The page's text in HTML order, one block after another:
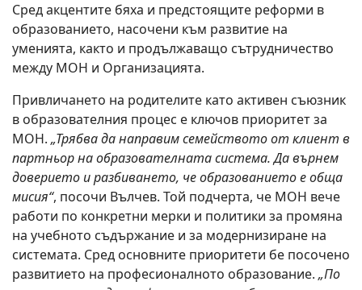
Сред акцентите бяха и предстоящите реформи в
образованието, насочени към развитие на
уменията, както и продължаващо сътрудничество
между МОН и Организацията.
Привличането на родителите като активен съюзник
в образователния процес е ключов приоритет за
МОН. „Трябва да направим семейството от клиент в
партньор на образователната система. Да върнем
доверието и разбиването, че образованието е обща
мисия“, посочи Вълчев. Той подчерта, че МОН вече
работи по конкретни мерки и политики за промяна
на учебното съдържание и за модернизиране на
системата. Сред основните приоритети бе посочено
развитието на професионалното образование. „По